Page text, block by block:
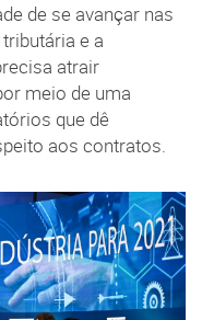
de se avançar nas
e a
atrair
meio de uma
que dê
aos contratos.